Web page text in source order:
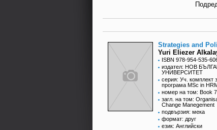
Strategies and
Yuri Eliezer
ISBN 978-954-535-
издател: НОВ
УНИВЕРСИТЕТ
серия: Уч. комплект
програма MSc in
номер на том: Book
загл. на том:
Change Manegement
подвързия: мека
формат: друг
език: Английски